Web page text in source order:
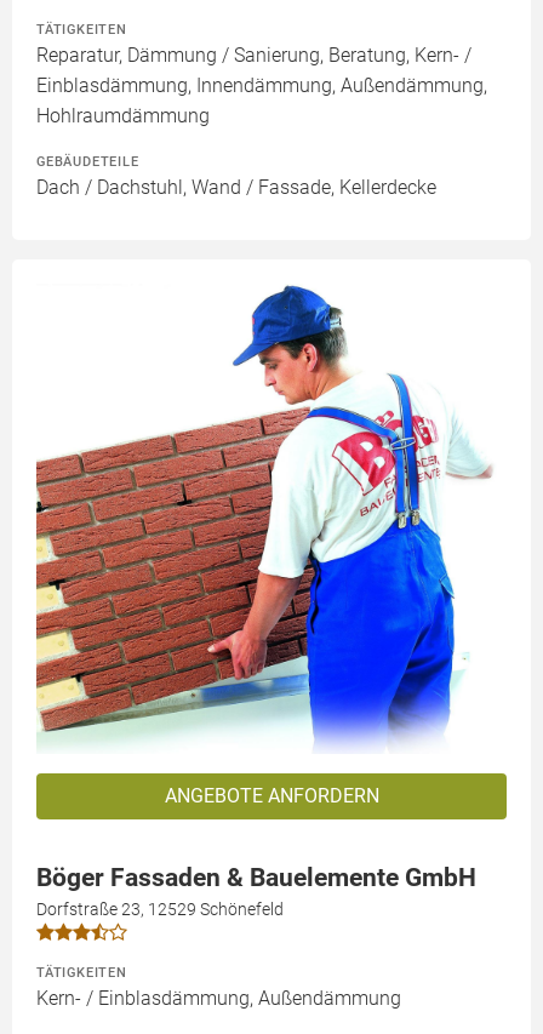
TÄTIGKEITEN
Reparatur, Dämmung / Sanierung, Beratung, Kern- /
Einblasdämmung, Innendämmung, Außendämmung,
Hohlraumdämmung
GEBÄUDETEILE
Dach / Dachstuhl, Wand / Fassade, Kellerdecke
ANGEBOTE ANFORDERN
Böger Fassaden & Bauelemente GmbH
Dorfstraße 23, 12529 Schönefeld
TÄTIGKEITEN
Kern- / Einblasdämmung, Außendämmung